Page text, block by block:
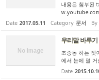
내용은 첨부된
Date 2017.05.11 Category 문서 By
No Image
우리말 바루기
조중동 하는 짓
에서 눈에 덜
어제 큰 맘먹고
아마도 모든
Date